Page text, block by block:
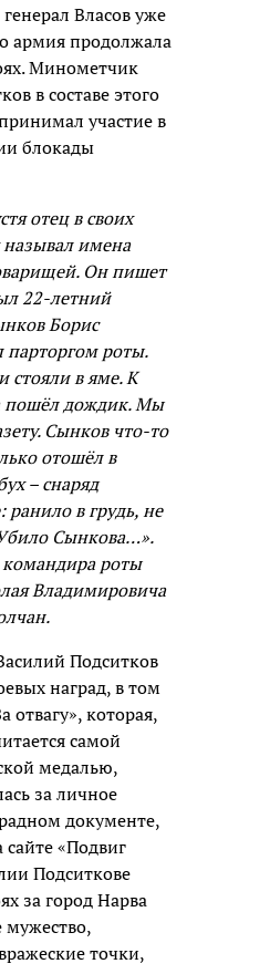
Власов уже
армия продолжала
Минометчик
в составе этого
участие в
блокады
отец в своих
имена
Он пишет
22-летний
Борис
роты.
в яме. К
пошёл дождик. Мы
Сынков что-то
отошёл в
– снаряд
ранило в грудь, не
Сынкова…».
роты
Владимировича
Подситков
наград, в том
отвагу», которая,
самой
медалью,
за личное
документе,
«Подвиг
Подситкове
за город Нарва
мужество,
точки,